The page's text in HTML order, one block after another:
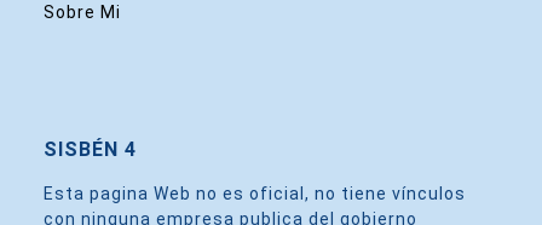
Sobre Mi
SISBÉN 4
Esta pagina Web no es oficial, no tiene vínculos
con ninguna empresa publica del gobierno